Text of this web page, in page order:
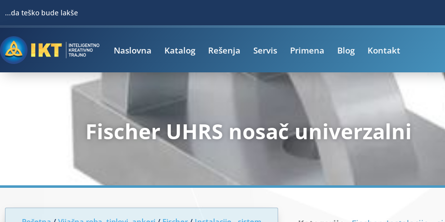
na
sadržaj
...da teško bude lakše
Naslovna Katalog Rešenja Servis Primena Blog Kontakt
Fischer UHRS nosač univerzalni